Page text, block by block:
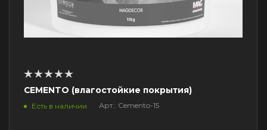
CEMENTO (влагостойкие покрытия)
Есть в наличии Арт.: Cemento-15